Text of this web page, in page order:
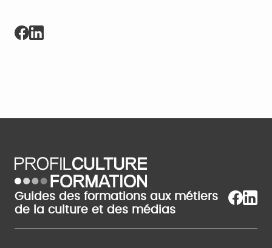
Guides des formations aux métiers
de la culture et des médias